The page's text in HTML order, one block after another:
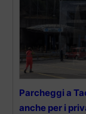
Parcheggi a
anche per i